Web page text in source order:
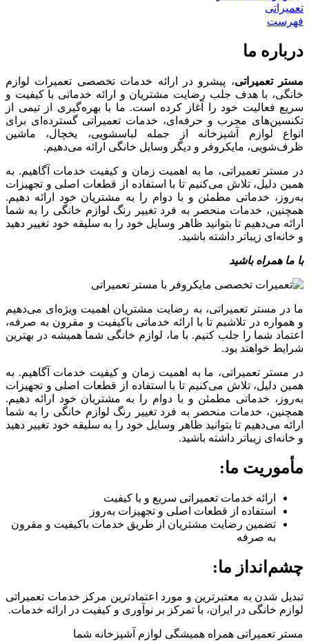
فهرست
درباره ما
مستر تعمیراتی، پیشرو در ارائه خدمات تخصصی تعمیرات لوازم
خانگی، با هدف جلب رضایت مشتریان و ارائه خدماتی با کیفیت و
سریع فعالیت خود را آغاز کرده است. ما با بهره‌گیری از تیمی از
تکنسین‌های مجرب و حرفه‌ای، خدمات تعمیراتی گسترده‌ای برای
انواع لوازم آشپزخانه از جمله لباسشویی، یخچال، ماشین
ظرف‌شویی، مایکروفر و دیگر وسایل خانگی ارائه می‌دهیم.
در مستر تعمیراتی، ما به اهمیت زمان و کیفیت خدمات آگاهیم. به
همین دلیل، تلاش می‌کنیم تا با استفاده از قطعات اصلی و تجهیزات
به‌روز، خدماتی مطمئن و با دوام را به مشتریان خود ارائه دهیم.
همچنین، خدمات منحصر به فرد تغییر رنگ لوازم خانگی را به شما
ارائه می‌دهیم تا بتوانید ظاهر وسایل خود را به سلیقه خود تغییر دهید
و خانه‌ای زیباتر داشته باشید.
با ما همراه باشید
ما در مستر تعمیراتی، به رضایت مشتریان اهمیت ویژه‌ای می‌دهیم
و همواره در تلاشیم تا با ارائه خدماتی باکیفیت و مقرون به صرفه،
اعتماد شما را جلب کنیم. با ما، لوازم خانگی شما همیشه در بهترین
شرایط خواهند بود.
در مستر تعمیراتی، ما به اهمیت زمان و کیفیت خدمات آگاهیم. به
همین دلیل، تلاش می‌کنیم تا با استفاده از قطعات اصلی و تجهیزات
به‌روز، خدماتی مطمئن و با دوام را به مشتریان خود ارائه دهیم.
همچنین، خدمات منحصر به فرد تغییر رنگ لوازم خانگی را به شما
ارائه می‌دهیم تا بتوانید ظاهر وسایل خود را به سلیقه خود تغییر دهید
و خانه‌ای زیباتر داشته باشید.
مأموریت ما:
ارائه خدمات تعمیراتی سریع و با کیفیت
استفاده از قطعات اصلی و تجهیزات به‌روز
تضمین رضایت مشتریان از طریق خدمات باکیفیت و مقرون
به صرفه
چشم‌انداز ما:
تبدیل شدن به معتبرترین و مورد اعتمادترین مرکز خدمات تعمیراتی
لوازم خانگی در ایران، با تمرکز بر نوآوری و کیفیت در ارائه خدمات.
مستر تعمیراتی همراه همیشگی لوازم آشپزخانه شما